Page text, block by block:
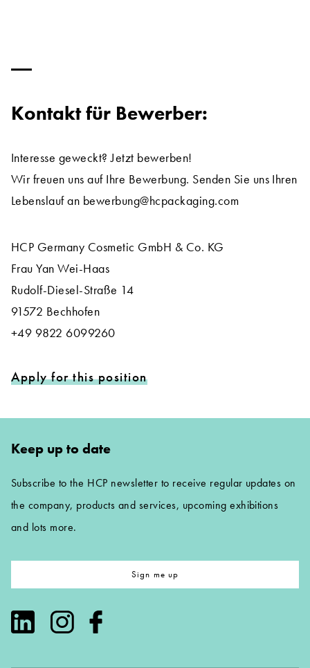
Kontakt für Bewerber:
Interesse geweckt? Jetzt bewerben!
Wir freuen uns auf Ihre Bewerbung. Senden Sie uns Ihren
Lebenslauf an bewerbung@hcpackaging.com
HCP Germany Cosmetic GmbH & Co. KG
Frau Yan Wei-Haas
Rudolf-Diesel-Straße 14
91572 Bechhofen
+49 9822 6099260
Apply for this position
Keep up to date
Subscribe to the HCP newsletter to receive regular updates on
the company, products and services, upcoming exhibitions
and lots more.
Sign me up